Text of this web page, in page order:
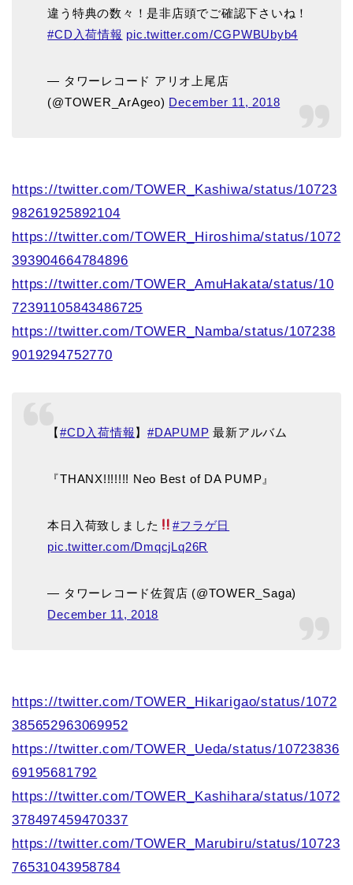
違う特典の数々！是非店頭でご確認下さいね！
#CD入荷情報 pic.twitter.com/CGPWBUbyb4
— タワーレコード アリオ上尾店
(@TOWER_ArAgeo) December 11, 2018
https://twitter.com/TOWER_Kashiwa/status/10723
98261925892104
https://twitter.com/TOWER_Hiroshima/status/1072
393904664784896
https://twitter.com/TOWER_AmuHakata/status/10
72391105843486725
https://twitter.com/TOWER_Namba/status/107238
9019294752770
【#CD入荷情報】#DAPUMP 最新アルバム
『THANX!!!!!!! Neo Best of DA PUMP』
本日入荷致しました
#フラゲ日
pic.twitter.com/DmqcjLq26R
— タワーレコード佐賀店 (@TOWER_Saga)
December 11, 2018
https://twitter.com/TOWER_Hikarigao/status/1072
385652963069952
https://twitter.com/TOWER_Ueda/status/10723836
69195681792
https://twitter.com/TOWER_Kashihara/status/1072
378497459470337
https://twitter.com/TOWER_Marubiru/status/10723
76531043958784